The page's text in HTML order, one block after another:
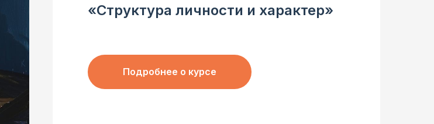
«Структура личности и характер»
Подробнее о курсе